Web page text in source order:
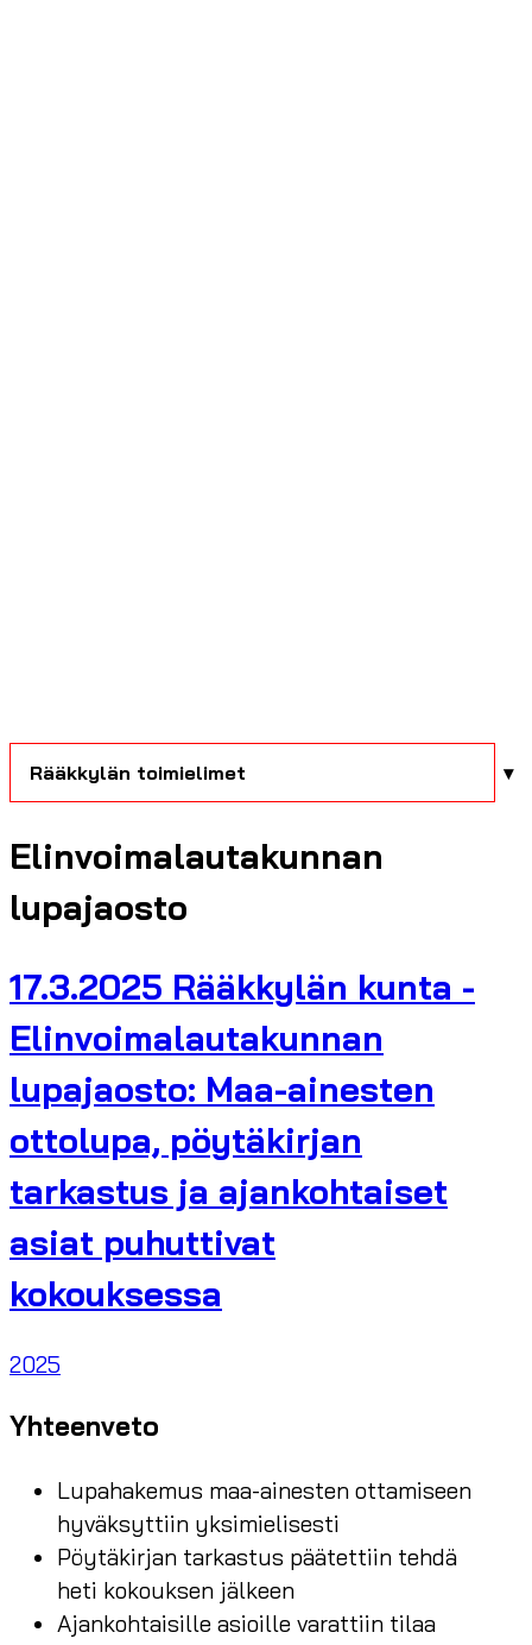
Rääkkylän toimielimet
Elinvoimalautakunnan
lupajaosto
17.3.2025 Rääkkylän kunta -
Elinvoimalautakunnan
lupajaosto: Maa-ainesten
ottolupa, pöytäkirjan
tarkastus ja ajankohtaiset
asiat puhuttivat
kokouksessa
2025
Yhteenveto
Lupahakemus maa-ainesten ottamiseen
hyväksyttiin yksimielisesti
Pöytäkirjan tarkastus päätettiin tehdä
heti kokouksen jälkeen
Ajankohtaisille asioille varattiin tilaa